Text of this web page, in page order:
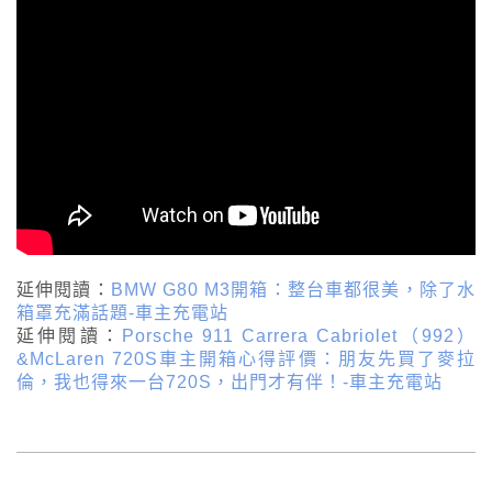
延伸閱讀： BMW G80 M3開箱：整台車都很美，除了水
箱罩充滿話題-車主充電站
延伸閱讀：
Porsche 911 Carrera Cabriolet（992）
&McLaren 720S車主開箱心得評價：朋友先買了麥拉
倫，我也得來一台720S，出門才有伴！-車主充電站